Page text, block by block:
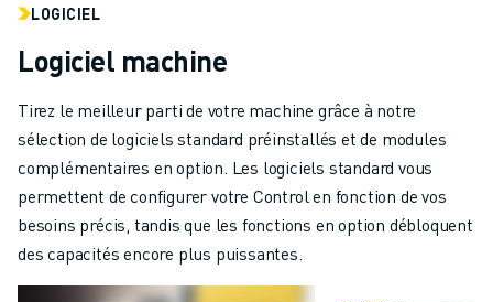
LOGICIEL
Logiciel machine
Tirez le meilleur parti de votre machine grâce à notre
sélection de logiciels standard préinstallés et de modules
complémentaires en option. Les logiciels standard vous
permettent de configurer votre Control en fonction de vos
besoins précis, tandis que les fonctions en option débloquent
des capacités encore plus puissantes.